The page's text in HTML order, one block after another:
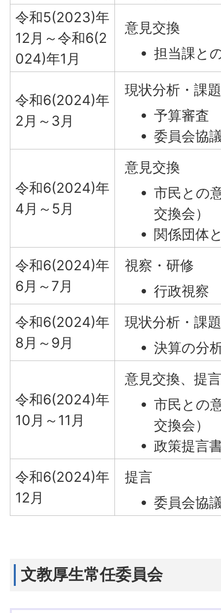
令和5(2023)年
12月～令和6(2
024)年1月
意見交換
担当課と
令和6(2024)年
2月～3月
現状分析・課
予算審査
委員会協
令和6(2024)年
4月～5月
意見交換
市民との
交換会）
関係団体
令和6(2024)年
6月～7月
視察・研修
行政視察
令和6(2024)年
8月～9月
現状分析・課
決算の分
令和6(2024)年
10月～11月
意見交換、提言
市民との
交換会）
政策提言
令和6(2024)年
12月
提言
委員会協
文教厚生常任委員会